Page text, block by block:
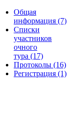
Общая
информация (7)
Списки
участников
очного
тура (17)
Протоколы (16)
Регистрация (1)